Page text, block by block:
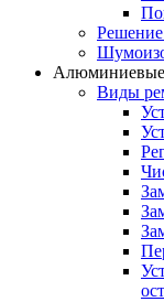
Алюминиевые
Виды